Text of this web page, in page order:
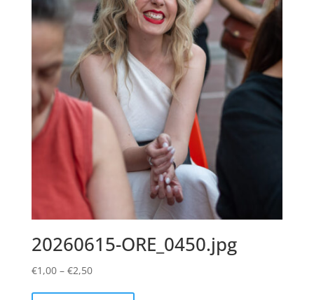
20260615-ORE_0450.jpg
€1,00 – €2,50Price